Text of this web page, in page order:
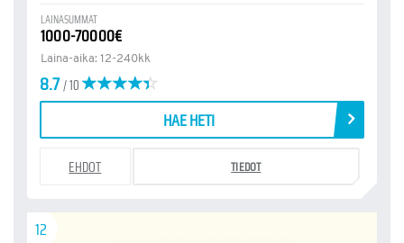
LAINASUMMAT
1000-70000€
Laina-aika: 12-240kk
8.7/ 10
HAE HETI
EHDOT TIEDOT
12